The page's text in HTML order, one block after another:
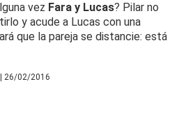
vez Fara y Lucas? Pilar no
y acude a Lucas con una
que la pareja se distancie: está
| 26/02/2016